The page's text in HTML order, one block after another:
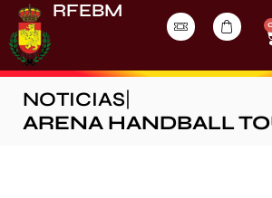
RFEBM
NOTICIAS
ARENA HANDBALL